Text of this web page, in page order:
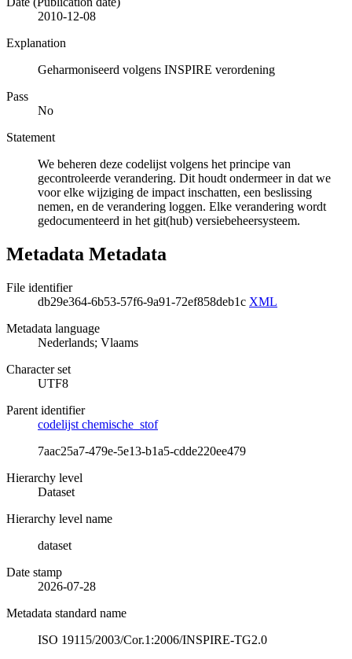
2010-12-08
Explanation
Geharmoniseerd volgens INSPIRE verordening
Pass
No
Statement
We beheren deze codelijst volgens het principe van
gecontroleerde verandering. Dit houdt ondermeer in dat we
voor elke wijziging de impact inschatten, een beslissing
nemen, en de verandering loggen. Elke verandering wordt
gedocumenteerd in het git(hub) versiebeheersysteem.
Metadata Metadata
File identifier
db29e364-6b53-57f6-9a91-72ef858deb1c XML
Metadata language
Nederlands; Vlaams
Character set
UTF8
Parent identifier
codelijst chemische_stof
7aac25a7-479e-5e13-b1a5-cdde220ee479
Hierarchy level
Dataset
Hierarchy level name
dataset
Date stamp
2026-07-28
Metadata standard name
ISO 19115/2003/Cor.1:2006/INSPIRE-TG2.0